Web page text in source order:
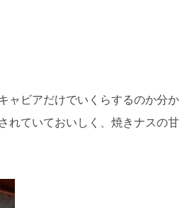
ャビアだけでいくらするのか分か
れていておいしく、焼きナスの甘